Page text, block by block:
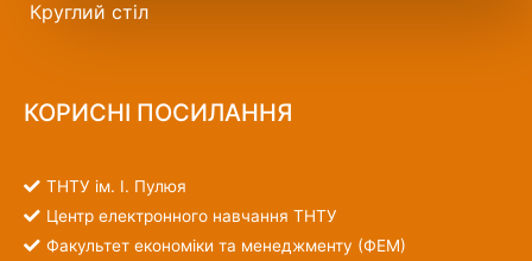
Круглий стіл
КОРИСНІ ПОСИЛАННЯ
ТНТУ ім. І. Пулюя
Центр електронного навчання ТНТУ
Факультет економіки та менеджменту (ФЕМ)